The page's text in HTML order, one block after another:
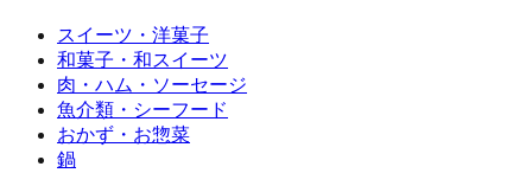
スイーツ・洋菓子
和菓子・和スイーツ
肉・ハム・ソーセージ
魚介類・シーフード
おかず・お惣菜
鍋